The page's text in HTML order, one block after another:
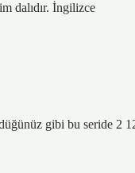
dalıdır. İngilizce
gibi bu seride 2